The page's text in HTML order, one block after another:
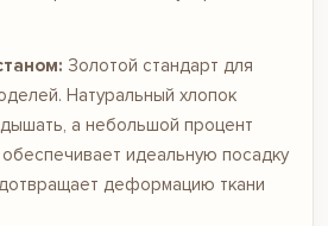
Золотой стандарт для
Натуральный хлопок
а небольшой процент
обеспечивает идеальную посадку
деформацию ткани